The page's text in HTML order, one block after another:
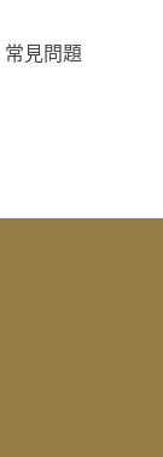
常見問題